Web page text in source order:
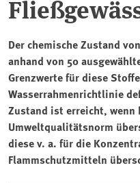
Der chemische Zustand
anhand von 50
Grenzwerte für diese
Wasserrahmenrichtlinie
Zustand ist erreicht, wenn
Umweltqualitätsnorm
diese v. a. für die
Flammschutzmitteln